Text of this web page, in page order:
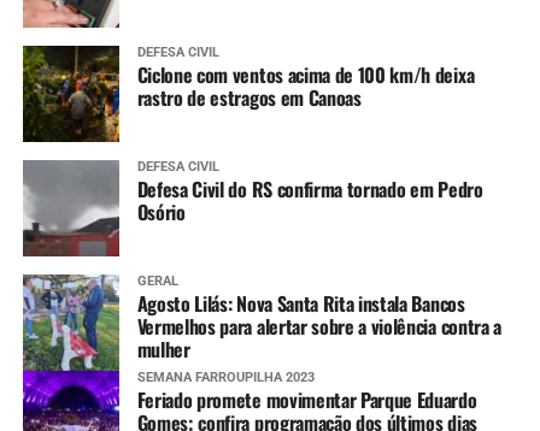
DEFESA CIVIL
Ciclone com ventos acima de 100 km/h deixa
rastro de estragos em Canoas
DEFESA CIVIL
Defesa Civil do RS confirma tornado em Pedro
Osório
GERAL
Agosto Lilás: Nova Santa Rita instala Bancos
Vermelhos para alertar sobre a violência contra a
mulher
SEMANA FARROUPILHA 2023
Feriado promete movimentar Parque Eduardo
Gomes; confira programação dos últimos dias